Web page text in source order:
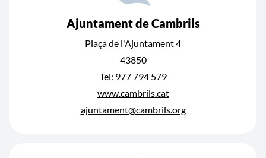
Ajuntament de Cambrils
Plaça de l'Ajuntament 4
43850
Tel: 977 794 579
www.cambrils.cat
ajuntament@cambrils.org